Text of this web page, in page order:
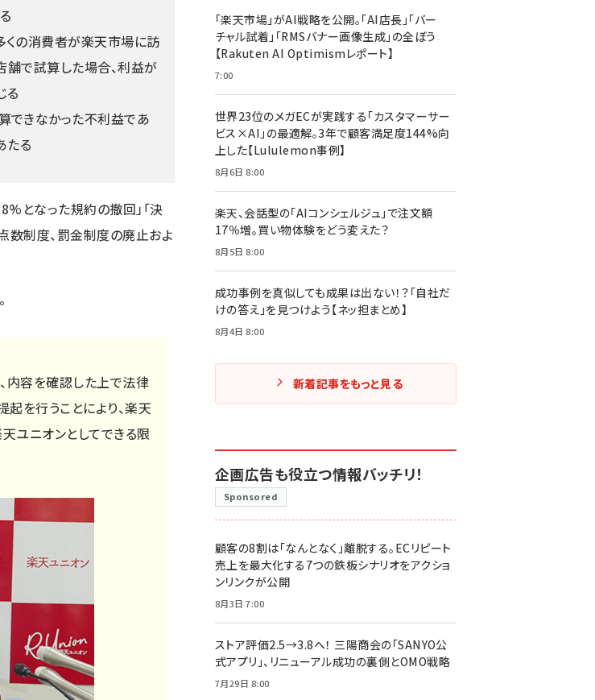
くの消費者が楽天市場に訪
舗で試算した場合、利益が
る
できなかった不利益であ
たる
となった規約の撤回」「決
数制度、罰金制度の廃止およ
内容を確認した上で法律
起を行うことにより、楽天
ユニオンとしてできる限
「楽天市場」がAI戦略を公開。「AI店長」「バー
チャル試着」「RMSバナー画像生成」の全ぼう
【Rakuten AI Optimismレポート】
7:00
世界23位のメガECが実践する「カスタマーサー
ビス×AI」の最適解。3年で顧客満足度144%向
上した【Lululemon事例】
8月6日 8:00
楽天、会話型の「AIコンシェルジュ」で注文額
17％増。買い物体験をどう変えた？
8月5日 8:00
成功事例を真似しても成果は出ない！？「自社だ
けの答え」を見つけよう【ネッ担まとめ】
8月4日 8:00
新着記事をもっと見る
企画広告も役立つ情報バッチリ！
Sponsored
顧客の8割は「なんとなく」離脱する。ECリピート
売上を最大化する7つの鉄板シナリオをアクショ
ンリンクが公開
8月3日 7:00
ストア評価2.5→3.8へ！ 三陽商会の「SANYO公
式アプリ」、リニューアル成功の裏側とOMO戦略
7月29日 8:00